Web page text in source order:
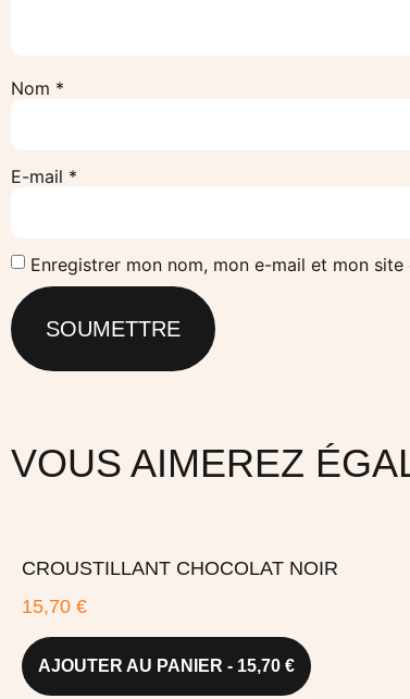
Nom *
E-mail *
Enregistrer mon nom, mon e-mail et mon
VOUS AIMEREZ
CROUSTILLANT CHOCOLAT NOIR
15,70 €
AJOUTER AU PANIER - 15,70 €